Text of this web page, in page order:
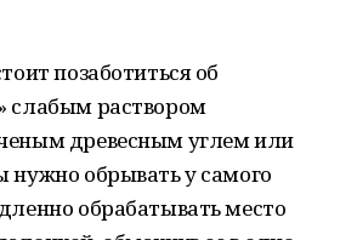
позаботиться об
слабым раствором
древесным углем или
нужно обрывать у самого
обрабатывать место